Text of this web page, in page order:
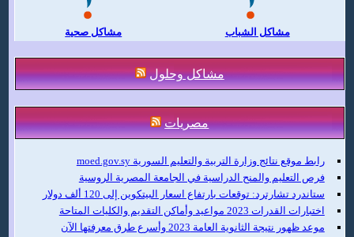
مشاكل صحية مشاكل الشباب
مشاكل وحلول
مصريات
رابط موقع نتائج وزارة التربية والتعليم السورية moed.gov.sy
فرص التعليم والمنح الدراسية في الجامعة المصرية الروسية
ستاندرد تشارترد: توقعات بارتفاع اسعار البيتكوين إلى 120 ألف دولار
اختبارات القدرات 2023 مواعيد وأماكن التقديم والكليات المتاحة
موعد ظهور نتيجة الثانوية العامة 2023 وأسرع طرق معرفتها الآن